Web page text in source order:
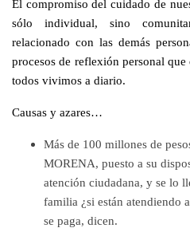
El compromiso del cuidado de
sólo individual, sino
relacionado con las demás
procesos de reflexión personal que
todos vivimos a diario.
Causas y azares…
Más de 100 millones de
MORENA, puesto a su
atención ciudadana, y se lo
familia ¿si están atendiendo
se paga, dicen.